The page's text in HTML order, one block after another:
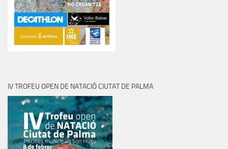
IV TROFEU OPEN DE NATACIÓ CIUTAT DE PALMA